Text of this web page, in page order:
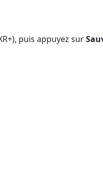
puis appuyez sur